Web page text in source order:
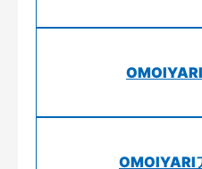
OMOIYARI